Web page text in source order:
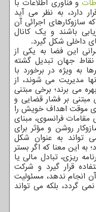
و فناوری اطلاعات با
دارد، به نظر می آید
سازوکارهای اجرائی آن
باشند و یک کانال
داخلی شکل گیرد.
این فضا به یکی از
جهان تبدیل گشته
به ویژه در برخورد با
مدیریت می شوند، از
می برند؛ برخی مبتنی
مبتنی بر فشار قضایی و
موقت اهداف خویش را
فرانسوی، مبنای
روشن و مؤثر برای
تواند به عنوان شکل
این معنا که اگر بستر
ریزی، تبادل مالی یا
قرار گیرد و شرکت
انجام ندهد، مسئولیت
گردد، بلکه می تواند